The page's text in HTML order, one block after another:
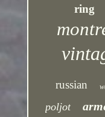
ring
russian
poljot